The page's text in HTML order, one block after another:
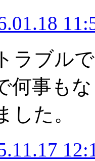
ラブル
何事も
した。